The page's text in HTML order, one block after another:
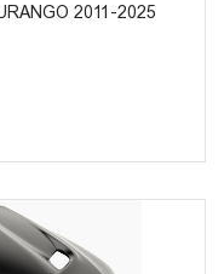
2011-2025